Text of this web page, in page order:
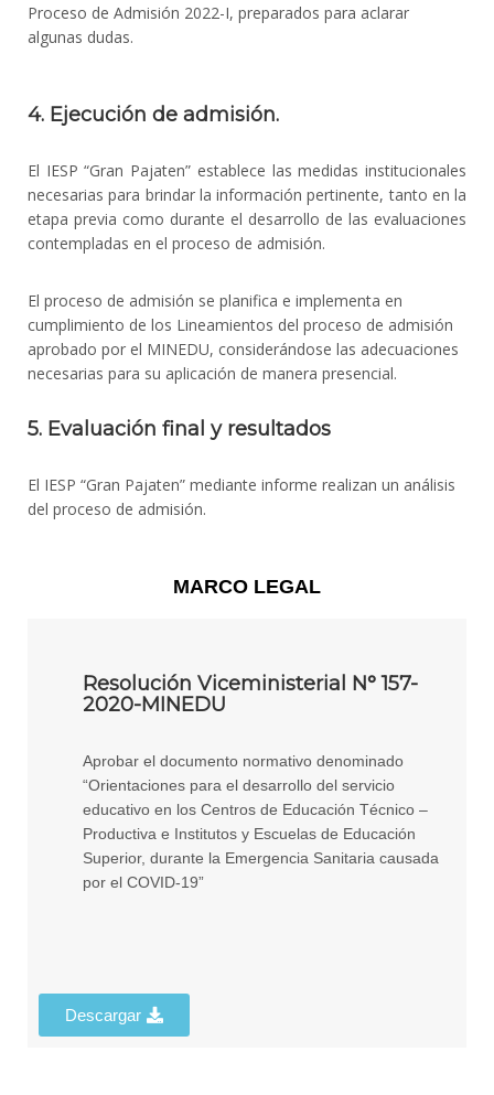
Proceso de Admisión 2022-I, preparados para aclarar
algunas dudas.
4. Ejecución de admisión.
El IESP “Gran Pajaten” establece las medidas institucionales
necesarias para brindar la información pertinente, tanto en la
etapa previa como durante el desarrollo de las evaluaciones
contempladas en el proceso de admisión.
El proceso de admisión se planifica e implementa en
cumplimiento de los Lineamientos del proceso de admisión
aprobado por el MINEDU, considerándose las adecuaciones
necesarias para su aplicación de manera presencial.
5. Evaluación final y resultados
El IESP “Gran Pajaten” mediante informe realizan un análisis
del proceso de admisión.
MARCO LEGAL
Resolución Viceministerial N° 157-
2020-MINEDU
Aprobar el documento normativo denominado
“Orientaciones para el desarrollo del servicio
educativo en los Centros de Educación Técnico –
Productiva e Institutos y Escuelas de Educación
Superior, durante la Emergencia Sanitaria causada
por el COVID-19”
Descargar